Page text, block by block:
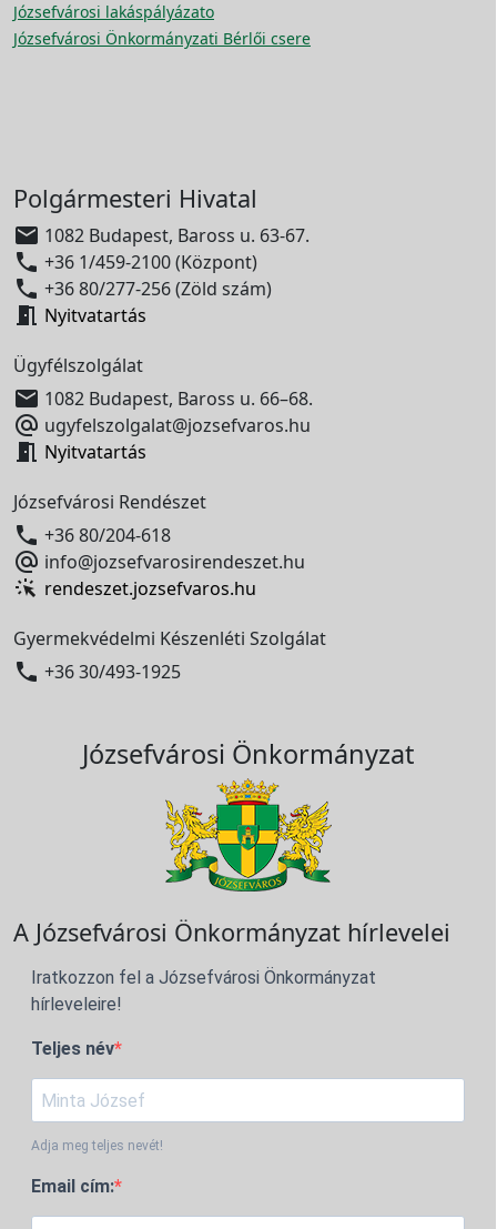
Józsefvárosi lakáspályázato
Józsefvárosi Önkormányzati Bérlői csere
Polgármesteri Hivatal
 1082 Budapest, Baross u. 63-67.
 +36 1/459-2100 (Központ)
 +36 80/277-256 (Zöld szám)
 Nyitvatartás
Ügyfélszolgálat
 1082 Budapest, Baross u. 66–68.
 ugyfelszolgalat@jozsefvaros.hu
 Nyitvatartás
Józsefvárosi Rendészet
 +36 80/204-618
 info@jozsefvarosirendeszet.hu
rendeszet.jozsefvaros.hu
Gyermekvédelmi Készenléti Szolgálat
 +36 30/493-1925
Józsefvárosi Önkormányzat
A Józsefvárosi Önkormányzat hírlevelei
Iratkozzon fel a Józsefvárosi Önkormányzat
hírleveleire!
Teljes név
Adja meg teljes nevét!
Email cím: